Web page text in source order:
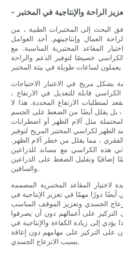
الراحة والإنتاجية في المختبر
البحث إلى المختبرات الطبية ، من
العمال وإنتاجيتهم. أحد العوامل
المقاعد المختبرية المناسبة. مع
خصيصًا لتوفير الدعم والراحة
بشكل مريح في الاعتبار الاحتياجات
قابلة للتعديل في الارتفاع ،
لمتطلبات الارتفاع المحددة. هذا لا
بل يقلل أيضًا من الضغط على الجسم
مثل آلام الظهر أو اضطرابات
الظهر لكراسي المختبر المريح لتوفير
، مما يقلل من خطر آلام الظهر.
هذه الكراسي مع مساند للذراعين
إضافيًا وتقليل الضغط على الذراعين
والساقين.
لاختيار المقاعد المختبرية المصممة
دورًا مهمًا في تعزيز الإنتاجية في
الجسدي وتعزيز الموقف المناسب
على أعمالهم دون أن يصرفوا
يؤدي إلى زيادة الكفاءة والإنتاجية في
على التركيز على مهامهم دون إعاقة
بسبب الانزعاج الجسدي.